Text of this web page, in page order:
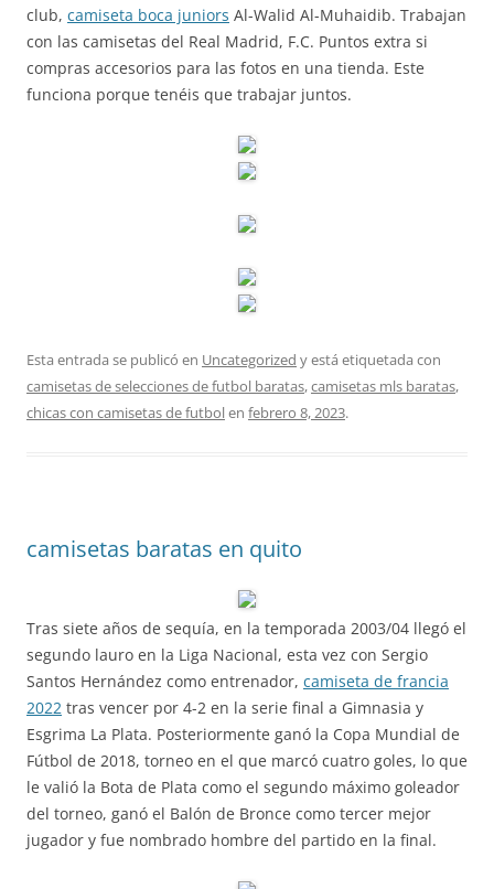
club, camiseta boca juniors Al-Walid Al-Muhaidib. Trabajan
con las camisetas del Real Madrid, F.C. Puntos extra si
compras accesorios para las fotos en una tienda. Este
funciona porque tenéis que trabajar juntos.
Esta entrada se publicó en Uncategorized y está etiquetada con
camisetas de selecciones de futbol baratas,camisetas mls baratas,
chicas con camisetas de futbolen febrero 8, 2023.
camisetas baratas en quito
Tras siete años de sequía, en la temporada 2003/04 llegó el
segundo lauro en la Liga Nacional, esta vez con Sergio
Santos Hernández como entrenador, camiseta de francia
2022 tras vencer por 4-2 en la serie final a Gimnasia y
Esgrima La Plata. Posteriormente ganó la Copa Mundial de
Fútbol de 2018, torneo en el que marcó cuatro goles, lo que
le valió la Bota de Plata como el segundo máximo goleador
del torneo, ganó el Balón de Bronce como tercer mejor
jugador y fue nombrado hombre del partido en la final.